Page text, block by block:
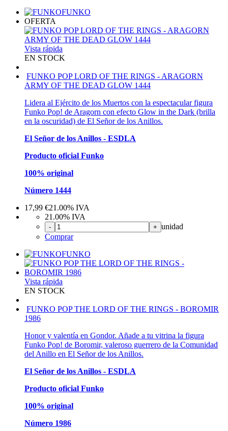
FUNKO
OFERTA
Vista rápida
EN STOCK
FUNKO POP LORD OF THE RINGS - ARAGORN
ARMY OF THE DEAD GLOW 1444
Lidera al Ejército de los Muertos con la espectacular figura
Funko Pop! de Aragorn con efecto Glow in the Dark (brilla
en la oscuridad) de El Señor de los Anillos.
El Señor de los Anillos - ESDLA
Producto oficial Funko
100% original
Número 1444
17,99 €21.00% IVA
21.00% IVA
- + unidad
Comprar
FUNKO
Vista rápida
EN STOCK
FUNKO POP THE LORD OF THE RINGS - BOROMIR
1986
Honor y valentía en Gondor. Añade a tu vitrina la figura
Funko Pop! de Boromir, valeroso guerrero de la Comunidad
del Anillo en El Señor de los Anillos.
El Señor de los Anillos - ESDLA
Producto oficial Funko
100% original
Número 1986